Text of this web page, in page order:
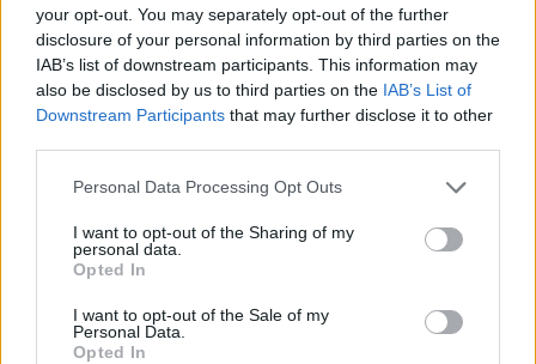
your opt-out. You may separately opt-out of the further
disclosure of your personal information by third parties on the
IAB’s list of downstream participants. This information may
also be disclosed by us to third parties on the IAB’s List of
Downstream Participants that may further disclose it to other
Please note that this website/app uses one or more Google
not limited to your visit or usage behaviour. You may click to
grant or deny consent to Google and its third-party tags to
use your data for below specified purposes in below Google
consent section.
Personal Data Processing Opt Outs
I want to opt-out of the Sharing of my
personal data.
Opted In
I want to opt-out of the Sale of my
Personal Data.
Opted In
presentará Claudio Giraldez en una temporada en la que
los celtiñas disputarán la Europa League.
Bryan es un jugador recomendable en Comunio por su
capacidad para acumular estadísticas positivas en regates,
tiros o pases clave. Si consigue esquivar las lesiones (el
asiduidad, puede llegar fácilmente a los 150 puntos.
Recomendable: 3,5/5
Análisis: los defensas más recomendables para